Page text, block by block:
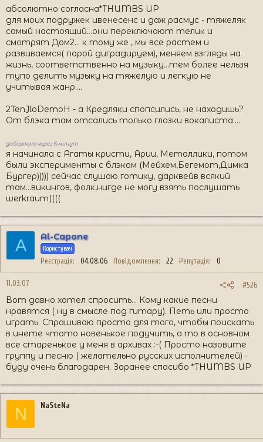
когда я тащился от Корна я даже и не подозревал что
возможно Корн для Йогурта - самая тяжёлая музыка
но это только щас, ты тоже не с Napalm Death
начинал
и побачыш, не будешь ты всю жизнь на Эмо
абсолютно согласна*THUMBS UP
для моих подружек ивенесенс и даж расмус - тяжеляк
самый настоящий...они переключают телик и
смотрят Дом2... к тому же , мы все растем и
развиваемся( порой диградируем), меняем взгляды на
жизнь, соответственно на музыку...тем более нельзя
тупо делить музыку на тяжелую и легкую не
учитывая жанр....
2TenJloDemoH - а Кредляки спопсились, не находишь?
От блэка там отсались только глазки вокалиста....
добавлено через 6 минут
я начинала с Агаты кристи, Арии, Металлики, потом
были эксперименты с блэком (Мейхем,Бегемот,Димка
Бургер))))) сейчас слушаю готику, дарквейв всякий
там...викингов, фолк,нигде не могу взять послушать
werkraum((((
A Al-Capone
Користувач
Реєстрація 04.08.06 Повідомлення 22 Репутація 0
11.03.07 #526
Вот давно хотел спросить... Кому какие песни
нравятся ( ну в смысле под гитару). Петь или просто
играть. Спрашиваю просто для того, чтобы поискать
в инете чтото новенькое подучить, а то в основном
все старенькое у меня в архивах :-( Просто назовите
группу и песню ( желательно русских исполнителей) -
буду очень благодарен. Заранее спасибо *THUMBS UP
N NaSteNa